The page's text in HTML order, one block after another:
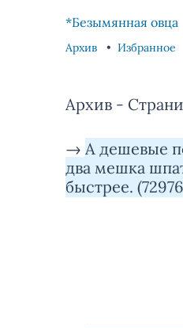
*Безымянная овца
Архив Избранное
Архив -
→ А дешевые
два мешка
быстрее.